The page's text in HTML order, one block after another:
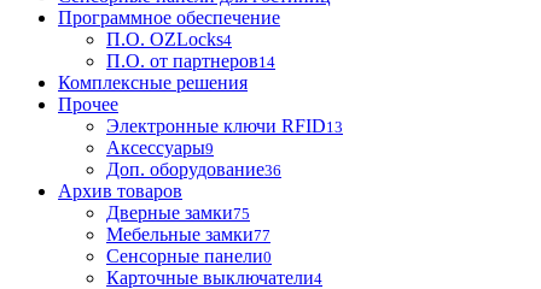
Программное обеспечение
П.О. OZLocks4
П.О. от партнеров14
Комплексные решения
Прочее
Электронные ключи RFID13
Аксессуары9
Доп. оборудование36
Архив товаров
Дверные замки75
Мебельные замки77
Сенсорные панели0
Карточные выключатели4